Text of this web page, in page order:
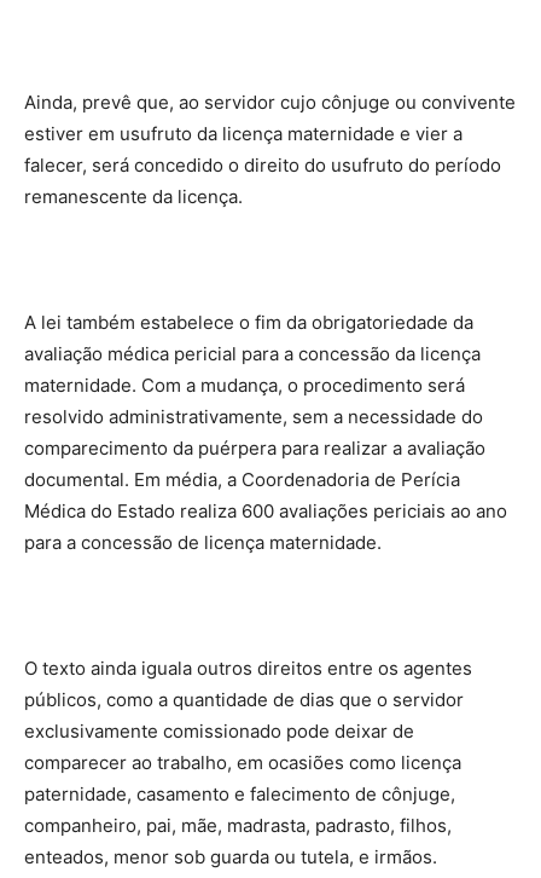
Ainda, prevê que, ao servidor cujo cônjuge ou convivente
estiver em usufruto da licença maternidade e vier a
falecer, será concedido o direito do usufruto do período
remanescente da licença.
A lei também estabelece o fim da obrigatoriedade da
avaliação médica pericial para a concessão da licença
maternidade. Com a mudança, o procedimento será
resolvido administrativamente, sem a necessidade do
comparecimento da puérpera para realizar a avaliação
documental. Em média, a Coordenadoria de Perícia
Médica do Estado realiza 600 avaliações periciais ao ano
para a concessão de licença maternidade.
O texto ainda iguala outros direitos entre os agentes
públicos, como a quantidade de dias que o servidor
exclusivamente comissionado pode deixar de
comparecer ao trabalho, em ocasiões como licença
paternidade, casamento e falecimento de cônjuge,
companheiro, pai, mãe, madrasta, padrasto, filhos,
enteados, menor sob guarda ou tutela, e irmãos.